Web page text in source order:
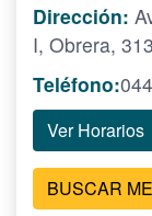
Dirección:
I, Obrera,
Teléfono:
Ver Horarios
BUSCAR